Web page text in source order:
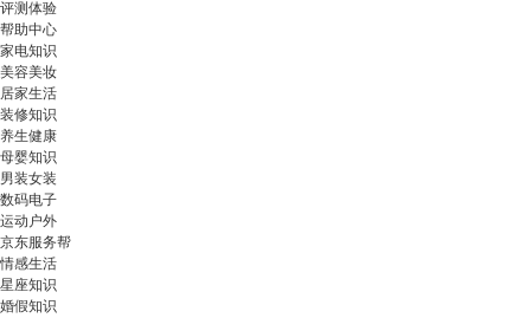
评测体验
帮助中心
家电知识
美容美妆
居家生活
装修知识
养生健康
母婴知识
男装女装
数码电子
运动户外
京东服务帮
情感生活
星座知识
婚假知识